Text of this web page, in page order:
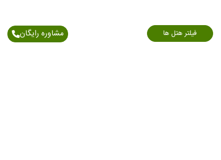
فیلتر هتل ها مشاوره رایگان